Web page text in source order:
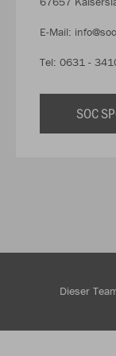
E-Mail:
Tel: 0631 -
SOC
Dieser